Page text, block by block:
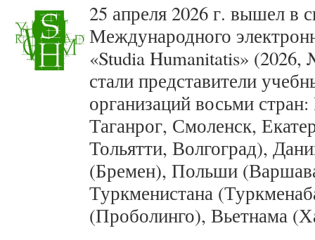
25 апреля 2026 г. вышел в
Международного
«Studia Humanitatis»
стали представители
организаций восьми
Таганрог, Смоленск,
Тольятти, Волгоград),
(Бремен), Польши
Туркменистана
(Проболинго), Вьетнама